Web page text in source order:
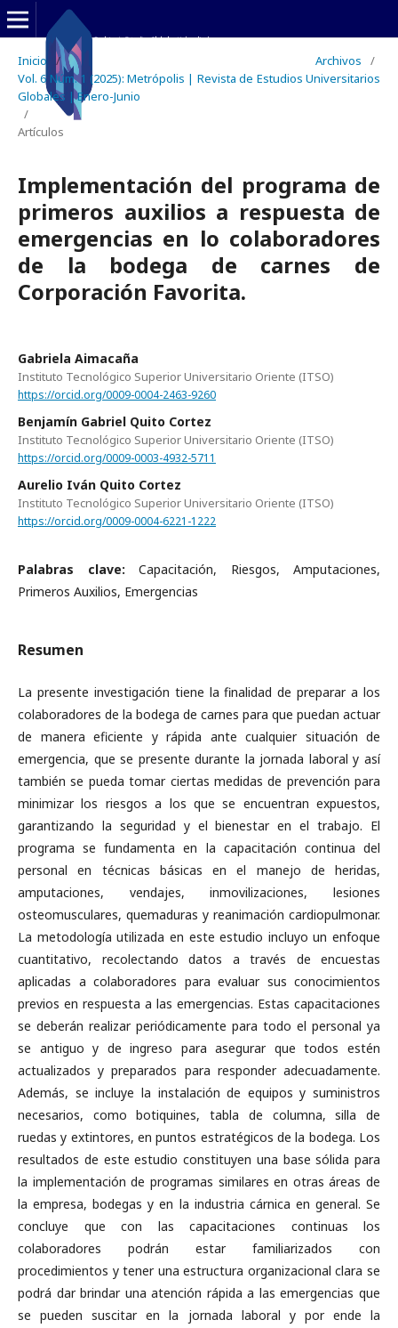
Inicio / Archivos
/
Vol. 6 Núm. 1 (2025): Metrópolis | Revista de Estudios Universitarios
Globales | Enero-Junio
/
Artículos
Implementación del programa de
primeros auxilios a respuesta de
emergencias en lo colaboradores
de la bodega de carnes de
Corporación Favorita.
Gabriela Aimacaña
Instituto Tecnológico Superior Universitario Oriente (ITSO)
https://orcid.org/0009-0004-2463-9260
Benjamín Gabriel Quito Cortez
Instituto Tecnológico Superior Universitario Oriente (ITSO)
https://orcid.org/0009-0003-4932-5711
Aurelio Iván Quito Cortez
Instituto Tecnológico Superior Universitario Oriente (ITSO)
https://orcid.org/0009-0004-6221-1222
Palabras clave: Capacitación, Riesgos, Amputaciones,
Primeros Auxilios, Emergencias
Resumen
La presente investigación tiene la finalidad de preparar a los
colaboradores de la bodega de carnes para que puedan actuar
de manera eficiente y rápida ante cualquier situación de
emergencia, que se presente durante la jornada laboral y así
también se pueda tomar ciertas medidas de prevención para
minimizar los riesgos a los que se encuentran expuestos,
garantizando la seguridad y el bienestar en el trabajo. El
programa se fundamenta en la capacitación continua del
personal en técnicas básicas en el manejo de heridas,
amputaciones, vendajes, inmovilizaciones, lesiones
osteomusculares, quemaduras y reanimación cardiopulmonar.
La metodología utilizada en este estudio incluyo un enfoque
cuantitativo, recolectando datos a través de encuestas
aplicadas a colaboradores para evaluar sus conocimientos
previos en respuesta a las emergencias. Estas capacitaciones
se deberán realizar periódicamente para todo el personal ya
se antiguo y de ingreso para asegurar que todos estén
actualizados y preparados para responder adecuadamente.
Además, se incluye la instalación de equipos y suministros
necesarios, como botiquines, tabla de columna, silla de
ruedas y extintores, en puntos estratégicos de la bodega. Los
resultados de este estudio constituyen una base sólida para
la implementación de programas similares en otras áreas de
la empresa, bodegas y en la industria cárnica en general. Se
concluye que con las capacitaciones continuas los
colaboradores podrán estar familiarizados con
procedimientos y tener una estructura organizacional clara se
podrá dar brindar una atención rápida a las emergencias que
se pueden suscitar en la jornada laboral y por ende la